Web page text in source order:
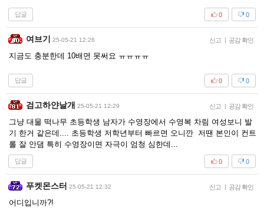
답글 0
0
여브기 25-05-21 12:26 신고 | 공감 확인
지금도 충분한데 10배면 못써요 ㅠㅠㅠㅠ
답글 0
0
검고하얀날개 25-05-21 12:29 신고 | 공감 확인
그냥 대물 떡나무 초등학생 남자가 수영장에서 수영복 차림 여성보니 발
기 한거 같은데.... 초등학생 저학년부터 빠르면 오니깐 저땐 본인이 컨트
롤 잘 안댐 특히 수영장이면 자극이 엄청 심한데...
답글 0
0
푸켓몬스터 25-05-21 12:32 신고 | 공감 확인
어디입니까?!